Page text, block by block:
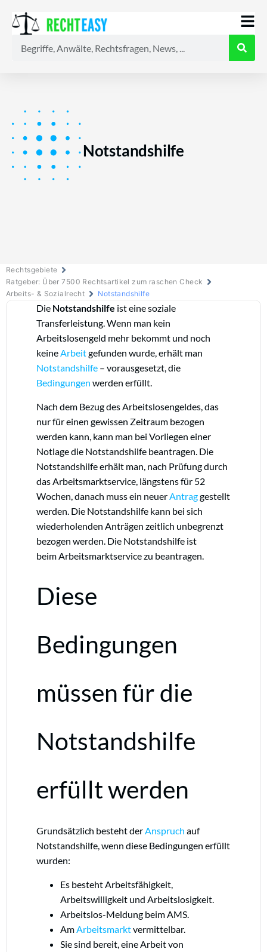
Notstandshilfe
Rechtsgebiete
Ratgeber: Über 7500 Rechtsartikel zum raschen Check
Arbeits- & Sozialrecht
Notstandshilfe
Die Notstandshilfe ist eine soziale
Transferleistung. Wenn man kein
Arbeitslosengeld mehr bekommt und noch
keineArbeitgefunden wurde, erhält man
Notstandshilfe – vorausgesetzt, die
Bedingungen werden erfüllt.
Nach dem Bezug des Arbeitslosengeldes, das
nur für einen gewissen Zeitraum bezogen
werden kann, kann man bei Vorliegen einer
Notlage die Notstandshilfe beantragen. Die
Notstandshilfe erhält man, nach Prüfung durch
das Arbeitsmarktservice, längstens für 52
Wochen, danach muss ein neuerAntraggestellt
werden. Die Notstandshilfe kann bei sich
wiederholenden Anträgen zeitlich unbegrenzt
bezogen werden. Die Notstandshilfe ist
beim Arbeitsmarktservice zu beantragen.
Diese
Bedingungen
müssen für die
Notstandshilfe
erfüllt werden
Grundsätzlich besteht derAnspruch auf
Notstandshilfe, wenn diese Bedingungen erfüllt
wurden:
Es besteht Arbeitsfähigkeit,
Arbeitswilligkeit und Arbeitslosigkeit.
Arbeitslos-Meldung beim AMS.
Am Arbeitsmarktvermittelbar.
Sie sind bereit, eine Arbeit von